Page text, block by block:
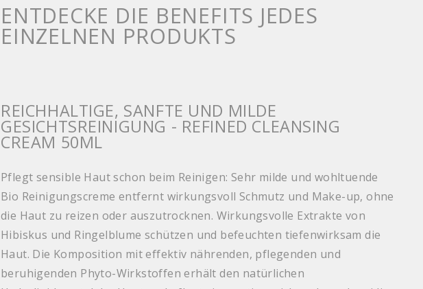
ENTDECKE DIE BENEFITS JEDES
EINZELNEN PRODUKTS
REICHHALTIGE, SANFTE UND MILDE
GESICHTSREINIGUNG - REFINED CLEANSING
CREAM 50ML
Pflegt sensible Haut schon beim Reinigen: Sehr milde und wohltuende
Bio Reinigungscreme entfernt wirkungsvoll Schmutz und Make-up, ohne
die Haut zu reizen oder auszutrocknen. Wirkungsvolle Extrakte von
Hibiskus und Ringelblume schützen und befeuchten tiefenwirksam die
Haut. Die Komposition mit effektiv nährenden, pflegenden und
beruhigenden Phyto-Wirkstoffen erhält den natürlichen